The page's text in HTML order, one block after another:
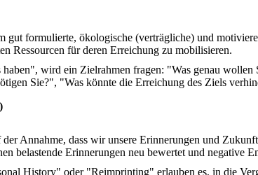
gut formulierte, ökologische (verträgliche) und
Ressourcen für deren Erreichung zu mobilisieren.
wird ein Zielrahmen fragen: "Was genau wollen
Sie?", "Was könnte die Erreichung des Ziels
Annahme, dass wir unsere Erinnerungen und
belastende Erinnerungen neu bewertet und negative
History" oder "Reimprinting" erlauben es, in die